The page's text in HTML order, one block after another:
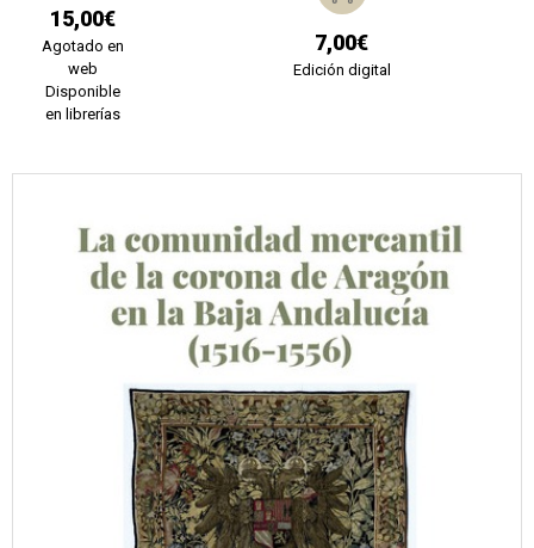
15,00€
Agotado en
web
Disponible
en librerías
7,00€
Edición digital